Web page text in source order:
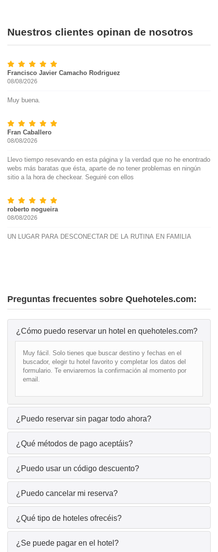
Nuestros clientes opinan de nosotros
Francisco Javier Camacho Rodriguez
08/08/2026
Muy buena.
Fran Caballero
08/08/2026
Llevo tiempo resevando en esta página y la verdad que no he enontrado
webs más baratas que ésta, aparte de no tener problemas en ningún
sitio a la hora de checkear. Seguiré con ellos
roberto nogueira
08/08/2026
UN LUGAR PARA DESCONECTAR DE LA RUTINA EN FAMILIA
Preguntas frecuentes sobre Quehoteles.com:
¿Cómo puedo reservar un hotel en quehoteles.com?
Muy fácil. Solo tienes que buscar destino y fechas en el
buscador, elegir tu hotel favorito y completar los datos del
formulario. Te enviaremos la confirmación al momento por
email.
¿Puedo reservar sin pagar todo ahora?
¿Qué métodos de pago aceptáis?
¿Puedo usar un código descuento?
¿Puedo cancelar mi reserva?
¿Qué tipo de hoteles ofrecéis?
¿Se puede pagar en el hotel?